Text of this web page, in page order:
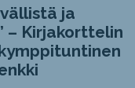
ja
– Kirjakorttelin